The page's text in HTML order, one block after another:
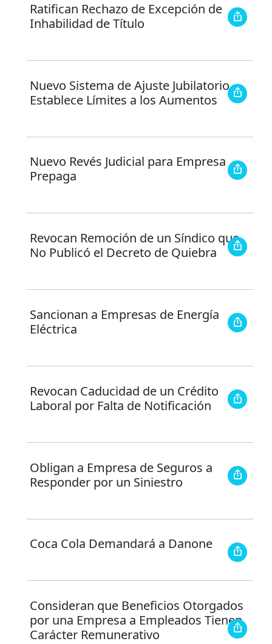
Ratifican Rechazo de Excepción de
Inhabilidad de Título
Nuevo Sistema de Ajuste Jubilatorio
Establece Límites a los Aumentos
Nuevo Revés Judicial para Empresa
Prepaga
Revocan Remoción de un Síndico que
No Publicó el Decreto de Quiebra
Sancionan a Empresas de Energía
Eléctrica
Revocan Caducidad de un Crédito
Laboral por Falta de Notificación
Obligan a Empresa de Seguros a
Responder por un Siniestro
Coca Cola Demandará a Danone
Consideran que Beneficios Otorgados
por una Empresa a Empleados Tienen
Carácter Remunerativo